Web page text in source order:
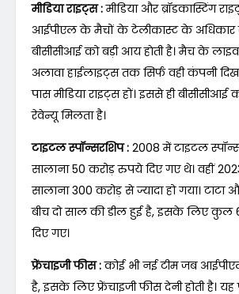
मीडिया राइट्स :मीडिया और ब्रॉडकास्टिंग
आईपीएल के मैचों के टेलीकास्ट के
बीसीसीआई को बड़ी आय हाेती है। मैच के
अलावा हाईलाइट्स तक सिर्फ वही कंपनी
पास मीडिया राइट्स हों। इससे ही बीसीसीआई
रेवेन्यू मिलता है।
टाइटल स्पॉन्सरशिप : 2008 में टाइटल
सालाना 50 करोड़ रुपये दिए गए थे। वहीं
सालाना 300 करोड़ से ज्यादा हो गया। टाटा
बीच दो साल की डील हुई है, इसके लिए कुल
दिए गए।
फ्रेंचाइजी फीस :कोई भी नई टीम जब
है, इसके लिए फ्रेंचाइजी फीस देनी होती है। यह